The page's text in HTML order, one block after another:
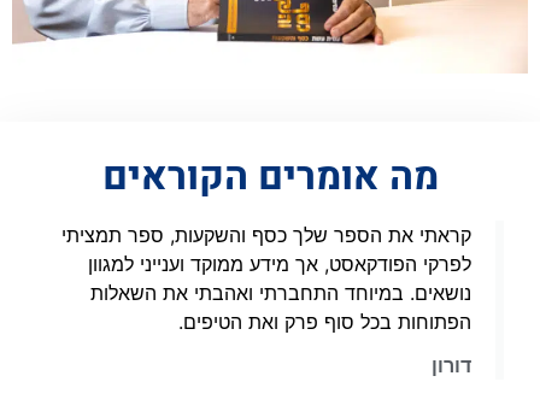
מה אומרים הקוראים
קראתי את הספר שלך כסף והשקעות, ספר תמציתי
לפרקי הפודקאסט, אך מידע ממוקד וענייני למגוון
נושאים. במיוחד התחברתי ואהבתי את השאלות
הפתוחות בכל סוף פרק ואת הטיפים.
דורון